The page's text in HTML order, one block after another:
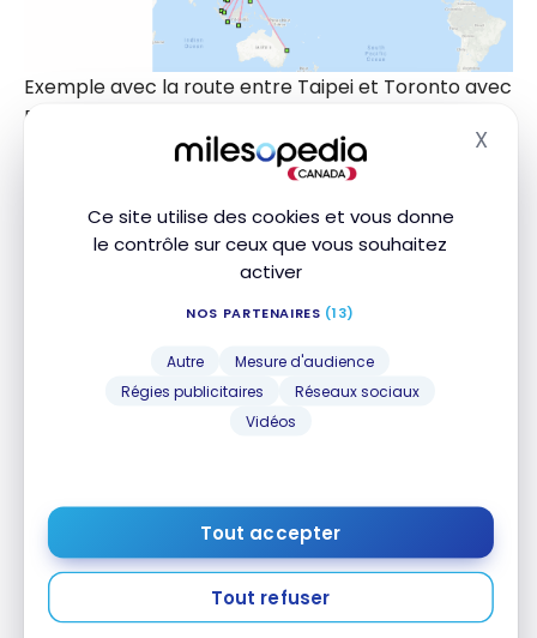
Ce site utilise des cookies et vous donne
le contrôle sur ceux que vous souhaitez
activer
NOS PARTENAIRES (13)
Autre
Mesure d'audience
Régies publicitaires
Réseaux sociaux
Vidéos
Tout accepter
Tout refuser
X
Exemple avec la route entre Taipei et Toronto avec
Eva Air
Beijing (PEK) avec le vol d’Air China vers
Shanghai (PVG) avec le vol d’Air Canada vers
Montréal
C’est ici qu’il faut faire des recherches segment par
Star Alliance X
X vers une ville comme Toronto, New York ou de
la côte ouest Z
puis le dernier segment: de la ville Z vers